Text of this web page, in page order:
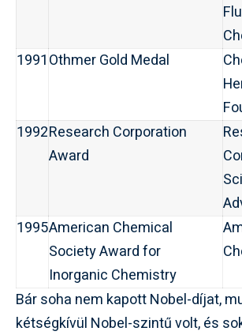
1991Othmer Gold Medal
1992Research Corporation
Award
1995American Chemical
Society Award for
Inorganic Chemistry
Bár soha nem kapott Nobel-díjat,
kétségkívül Nobel-szintű volt, és